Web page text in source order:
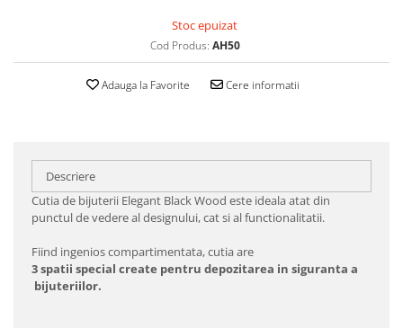
Stoc epuizat
Cod Produs: AH50
Adauga la Favorite Cere informatii
Descriere
Cutia de bijuterii Elegant Black Wood este ideala atat din
punctul de vedere al designului, cat si al functionalitatii.
Fiind ingenios compartimentata, cutia are
3 spatii special create pentru depozitarea in siguranta a
bijuteriilor.